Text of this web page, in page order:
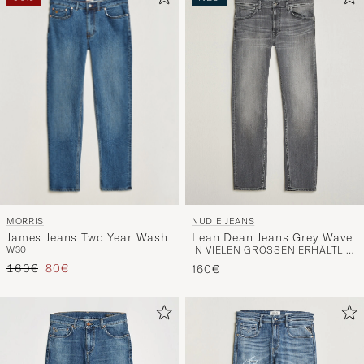
MORRIS
James Jeans Two Year Wash
W30
Regulärer Preis
160€ Reduzierter Preis
80€
NUDIE JEANS
Lean Dean Jeans Grey Wave
IN VIELEN GRÖSSEN ERHÄLTLICH
160€